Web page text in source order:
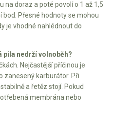
na doraz a poté povolí o 1 až 1,5
bod. Přesné hodnoty se mohou
je vhodné nahlédnout do
pila nedrží volnoběh?
Nejčastější příčinou je
zanesený karburátor. Při
a řetěz stojí. Pokud
membrána nebo